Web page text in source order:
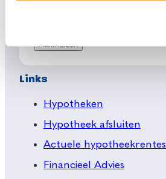
Links
Hypotheken
Hypotheek afsluiten
Actuele hypotheekrentes
Financieel Advies